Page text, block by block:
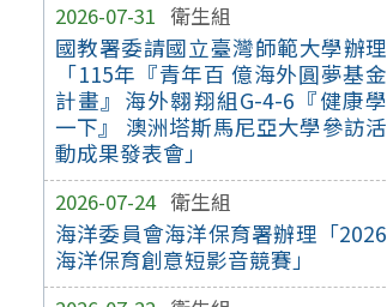
2026-07-31 衛生組
國教署委請國立臺灣師範大學辦理
「115年『青年百 億海外圓夢基金
計畫』海外翱翔組G-4-6『健康學
一下』 澳洲塔斯馬尼亞大學參訪活
動成果發表會」
2026-07-24 衛生組
海洋委員會海洋保育署辦理「2026
海洋保育創意短影音競賽」